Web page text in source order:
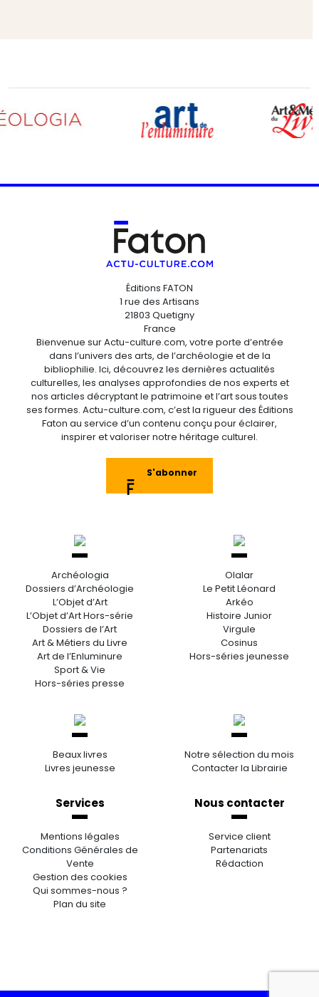
Éditions FATON
1 rue des Artisans
21803 Quetigny
France
Bienvenue sur Actu-culture.com, votre porte d’entrée
dans l’univers des arts, de l’archéologie et de la
bibliophilie. Ici, découvrez les dernières actualités
culturelles, les analyses approfondies de nos experts et
nos articles décryptant le patrimoine et l’art sous toutes
ses formes. Actu-culture.com, c’est la rigueur des Éditions
Faton au service d’un contenu conçu pour éclairer,
inspirer et valoriser notre héritage culturel.
S'abonner
Archéologia
Dossiers d’Archéologie
L’Objet d’Art
L’Objet d’Art Hors-série
Dossiers de l’Art
Art & Métiers du Livre
Art de l’Enluminure
Sport & Vie
Hors-séries presse
Olalar
Le Petit Léonard
Arkéo
Histoire Junior
Virgule
Cosinus
Hors-séries jeunesse
Beaux livres
Livres jeunesse
Notre sélection du mois
Contacter la Librairie
Services
Mentions légales
Conditions Générales de
Vente
Gestion des cookies
Qui sommes-nous ?
Plan du site
Nous contacter
Service client
Partenariats
Rédaction